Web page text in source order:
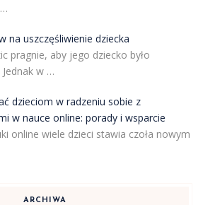
na uszczęśliwienie dziecka
pragnie, aby jego dziecko było
Jednak w …
dzieciom w radzeniu sobie z
w nauce online: porady i wsparcie
online wiele dzieci stawia czoła nowym
ARCHIWA